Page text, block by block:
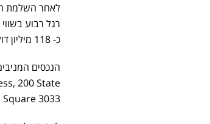
כ- 118 מיליון דולר בשנה ומושכרים בשיעור השכרה גבוה של 91.4% ובמח"מ שכירויות ארוך של 11 שנים.
3033 Clardon Square ו-425 Montgomary.